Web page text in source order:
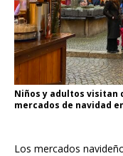
Niños y adultos visitan
mercados de navidad
Los mercados